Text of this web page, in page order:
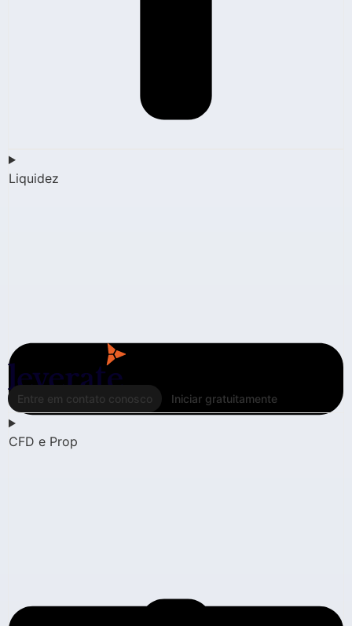
Liquidez
Entre em contato conosco Iniciar gratuitamente
CFD e Prop